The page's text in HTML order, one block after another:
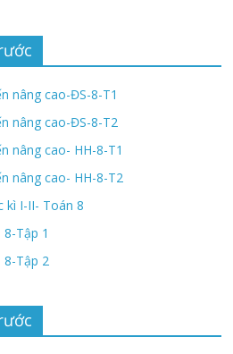
nâng cao-ĐS-8-T1
nâng cao-ĐS-8-T2
nâng cao- HH-8-T1
nâng cao- HH-8-T2
kì I-II- Toán 8
Tập 1
8-Tập 2